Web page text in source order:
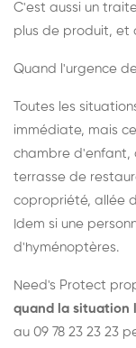
C'est aussi un
plus de produit, et
Quand l'urgence
Toutes les
immédiate, mais
chambre d'enfant,
terrasse de
copropriété, allée
Idem si une
d'hyménoptères.
Need's Protect
quand la situation
au 09 78 23 23 23